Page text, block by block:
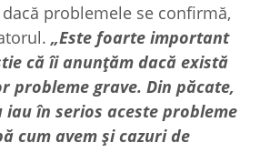
problemele se confirmă,
„Este foarte important
că îi anunțăm dacă există
probleme grave. Din păcate,
în serios aceste probleme
cum avem și cazuri de